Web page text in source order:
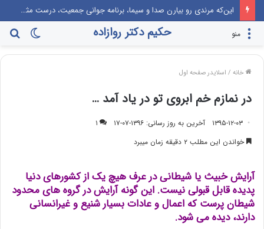
این‌که مرندی رو بیارن صدا‌ و سیما، برنامه جوانی جمعیت، درست مثل این می‌مونه که صدام رو دعوت کنن راهیان نور!
تغییر
پوسته
حکیم دکتر روازاده منو
خانه / اسلایدر صفحه اول
در نمازم خم ابروی تو در یاد آمد …
۱۳۹۵-۱۲-۰۳ آخرین به روز رسانی: ۱۳۹۶-۰۷-۱۷
۱
خواندن این مطلب ۲ دقیقه زمان میبرد
آرایش خبیث یا شیطانی در عرف هیچ یک از کشورهای دنیا
پدیده قابل قبولی نیست. این گونه آرایش در گروه های محدود
شیطان پرست که اعمال و عادات بسیار شنیع و غیرانسانی
دارند، دیده می شود.